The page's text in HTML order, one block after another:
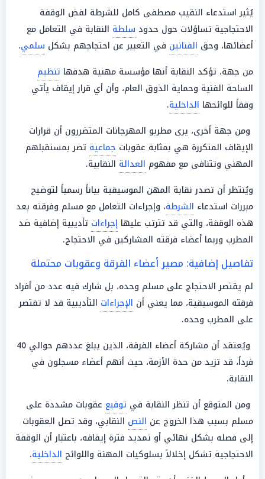
يُثير استدعاء النقيب مصطفى كامل للشرطة لفض الوقفة
الاحتجاجية تساؤلات حول حدود سلطة النقابة في التعامل مع
أعضائها، وحق الفنانين في التعبير عن احتجاجهم بشكل سلمي.
من جهة، تؤكد النقابة أنها مؤسسة مهنية هدفها تنظيم
الساحة الفنية وحماية الذوق العام، وأن أي قرار إيقاف يأتي
وفقاً للوائحها الداخلية.
ومن جهة أخرى، يرى مطربو المهرجانات المتضررون أن قرارات
الإيقاف المتكررة هي بمثابة عقوبات جماعية تضر بمستقبلهم
المهني وتتنافى مع مفهوم العدالة النقابية.
ويُنتظر أن تصدر نقابة المهن الموسيقية بياناً رسمياً لتوضيح
مبررات استدعاء الشرطة، وإجراءات التعامل مع مسلم وفرقته بعد
هذه الوقفة، والتي قد تترتب عليها إجراءات تأديبية إضافية ضد
المطرب وربما أعضاء فرقته المشاركين في الاحتجاج.
تفاصيل إضافية: مصير أعضاء الفرقة وعقوبات محتملة
لم يقتصر الاحتجاج على مسلم وحده، بل شارك فيه عدد من أفراد
فرقته الموسيقية، مما يعني أن الإجراءات التأديبية قد لا تقتصر
على المطرب وحده.
ويُعتقد أن مشاركة أعضاء الفرقة، الذين يبلغ عددهم حوالي 40
فرداً، قد تزيد من حدة الأزمة، حيث أنهم أعضاء مسجلون في
النقابة.
ومن المتوقع أن تنظر النقابة في توقيع عقوبات مشددة على
مسلم بسبب هذا الخروج عن النص النقابي، وقد تصل العقوبات
إلى فصله بشكل نهائي أو تمديد فترة إيقافه، باعتبار أن الوقفة
الاحتجاجية تشكل إخلالاً بسلوكيات المهنة واللوائح الداخلية.